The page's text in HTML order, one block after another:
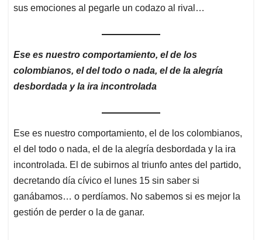
sus emociones al pegarle un codazo al rival…
Ese es nuestro comportamiento, el de los
colombianos, el del todo o nada, el de la alegría
desbordada y la ira incontrolada
Ese es nuestro comportamiento, el de los colombianos,
el del todo o nada, el de la alegría desbordada y la ira
incontrolada. El de subirnos al triunfo antes del partido,
decretando día cívico el lunes 15 sin saber si
ganábamos… o perdíamos. No sabemos si es mejor la
gestión de perder o la de ganar.